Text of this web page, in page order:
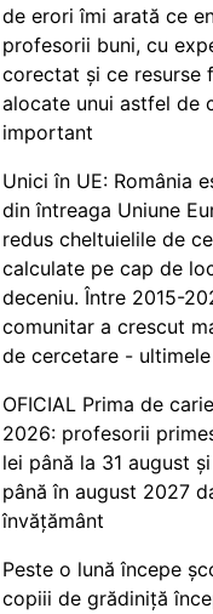
de erori îmi arată ce
profesorii buni, cu
corectat și ce resurse
alocate unui astfel de
important
Unici în UE: România
din întreaga Uniune
redus cheltuielile de
calculate pe cap de
deceniu. Între 2015-
comunitar a crescut
de cercetare -
OFICIAL Prima de
2026: profesorii
lei până la 31 august
până în august 2027
învățământ
Peste o lună începe
copiii de grădiniță